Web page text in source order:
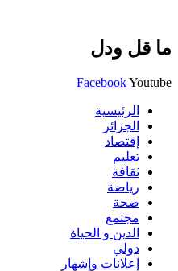
ما قل ودل
FacebookYoutube
الرئيسية
الجزائر
إقتصاد
تعليم
ثقافة
رياضة
صحة
مجتمع
الدين و الحياة
دولي
إعلانات وإشهار